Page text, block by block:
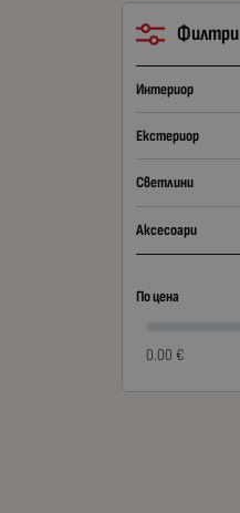
Филтри
Интериор
Екстериор
Светлини
Аксесоари
По цена
0.00 €